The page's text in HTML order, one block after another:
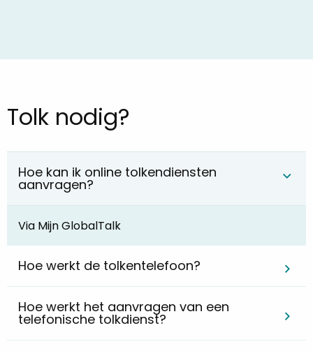
Tolk nodig?
Hoe kan ik online tolkendiensten
aanvragen?
Via Mijn GlobalTalk
Hoe werkt de tolkentelefoon?
Hoe werkt het aanvragen van een
telefonische tolkdienst?